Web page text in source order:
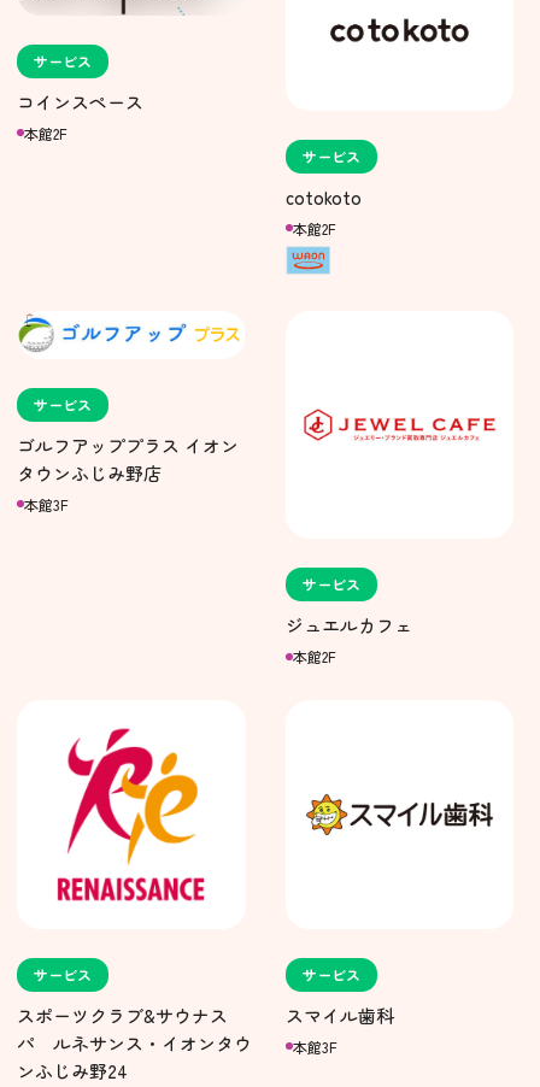
サービス
コインスペース
本館2F
サービス
cotokoto
本館2F
サービス
ゴルフアッププラス イオン
タウンふじみ野店
本館3F
サービス
ジュエルカフェ
本館2F
サービス
スポーツクラブ&サウナス
パ ルネサンス・イオンタウ
ンふじみ野24
サービス
スマイル歯科
本館3F